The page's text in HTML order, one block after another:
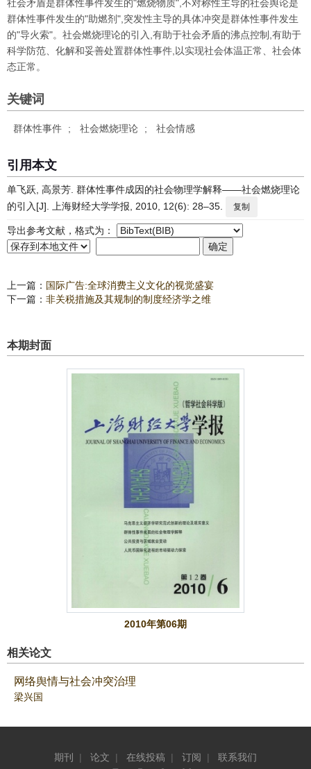
社会矛盾是群体性事件发生的"燃烧物质",不对称性主导的社会舆论是
群体性事件发生的"助燃剂",突发性主导的具体冲突是群体性事件发生
的"导火索"。社会燃烧理论的引入,有助于社会矛盾的沸点控制,有助于
科学防范、化解和妥善处置群体性事件,以实现社会体温正常、社会体
态正常。
关键词
群体性事件 ; 社会燃烧理论 ; 社会情感
引用本文
单飞跃, 高景芳. 群体性事件成因的社会物理学解释——社会燃烧理论
的引入[J]. 上海财经大学学报, 2010, 12(6): 28–35.
复制
导出参考文献，格式为：
上一篇： 国际广告:全球消费主义文化的视觉盛宴
下一篇： 非关税措施及其规制的制度经济学之维
本期封面
2010年第06期
相关论文
网络舆情与社会冲突治理
梁兴国
期刊 | 论文 | 在线投稿 | 订阅 | 联系我们